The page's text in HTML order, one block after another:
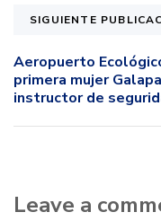
SIGUIENTE
Aeropuerto
primera mujer
instructor de
Leave a